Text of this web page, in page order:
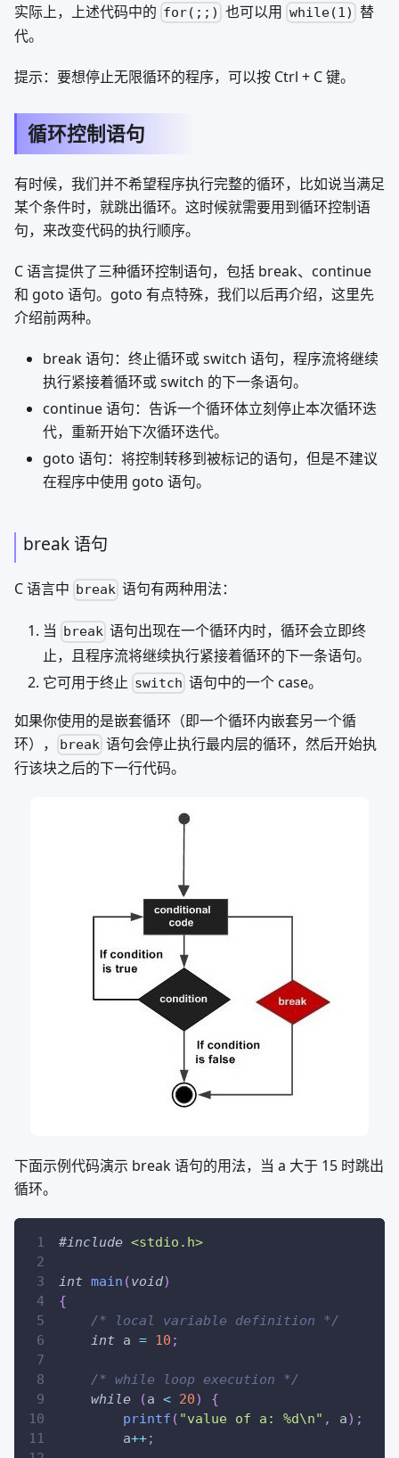
实际上，上述代码中的 for(;;) 也可以用 while(1)
替
代。
提示：要想停止无限循环的程序，可以按 Ctrl + C 键。
循环控制语句
有时候，我们并不希望程序执行完整的循环，比如说当满足
某个条件时，就跳出循环。这时候就需要用到循环控制语
句，来改变代码的执行顺序。
C 语言提供了三种循环控制语句，包括 break、continue
和 goto 语句。goto 有点特殊，我们以后再介绍，这里先
介绍前两种。
break 语句：终止循环或 switch 语句，程序流将继续
执行紧接着循环或 switch 的下一条语句。
continue 语句：告诉一个循环体立刻停止本次循环迭
代，重新开始下次循环迭代。
goto 语句：将控制转移到被标记的语句，但是不建议
在程序中使用 goto 语句。
break 语句
C 语言中 break 语句有两种用法：
当 break 语句出现在一个循环内时，循环会立即终
止，且程序流将继续执行紧接着循环的下一条语句。
它可用于终止 switch 语句中的一个 case。
如果你使用的是嵌套循环（即一个循环内嵌套另一个循
环），
break 语句会停止执行最内层的循环，然后开始执
行该块之后的下一行代码。
下面示例代码演示 break 语句的用法，当 a 大于 15 时跳出
循环。
#include <stdio.h>
int main (void)
{
/* local variable definition */
int a = 10 ;
/* while loop execution */
while
(a < 20)
{
printf ( "value of a: %d\n" , a) ;
        a
++;